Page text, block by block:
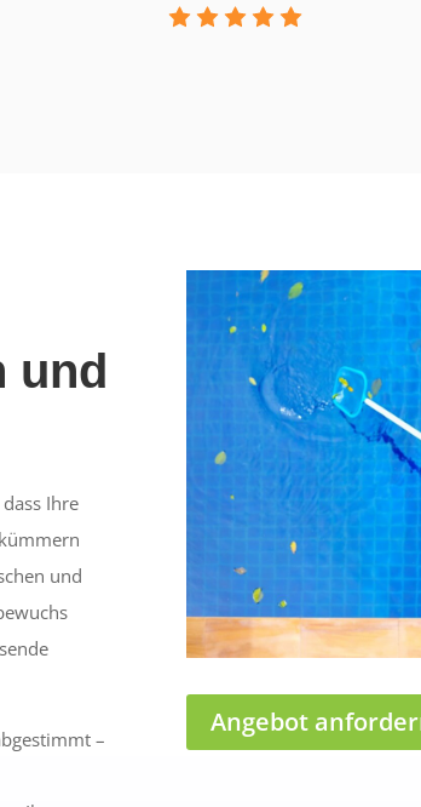
und
Ihre
und
–
Angebot